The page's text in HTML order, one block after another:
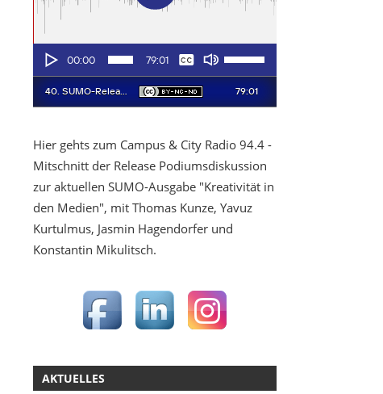
Hier gehts zum Campus & City Radio 94.4 -
Mitschnitt der Release Podiumsdiskussion
zur aktuellen SUMO-Ausgabe "Kreativität in
den Medien", mit Thomas Kunze, Yavuz
Kurtulmus, Jasmin Hagendorfer und
Konstantin Mikulitsch.
AKTUELLES